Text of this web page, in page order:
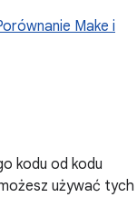
Make i
kodu od kodu
używać tych